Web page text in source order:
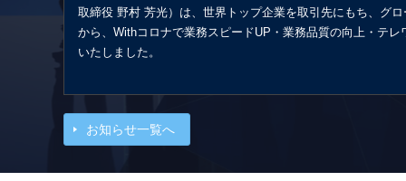
取締役 野村 芳光）は、世界トップ企業を取引先にもち、グ
から、Withコロナで業務スピードUP・業務品質の向上・テ
いたしました。
お知らせ一覧へ